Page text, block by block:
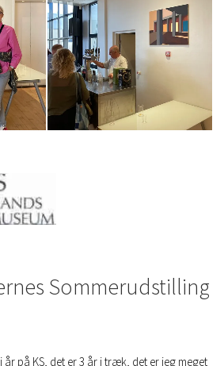
Sommerudstilling
år på KS, det er 3 år i træk, det er jeg meget